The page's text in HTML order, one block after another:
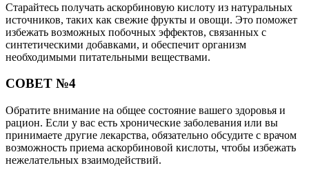
Старайтесь получать аскорбиновую кислоту из натуральных
источников, таких как свежие фрукты и овощи. Это поможет
избежать возможных побочных эффектов, связанных с
синтетическими добавками, и обеспечит организм
необходимыми питательными веществами.
СОВЕТ №4
Обратите внимание на общее состояние вашего здоровья и
рацион. Если у вас есть хронические заболевания или вы
принимаете другие лекарства, обязательно обсудите с врачом
возможность приема аскорбиновой кислоты, чтобы избежать
нежелательных взаимодействий.